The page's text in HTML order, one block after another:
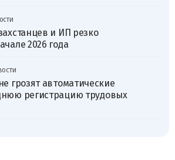
и ИП резко
2026 года
грозят автоматические
регистрацию трудовых